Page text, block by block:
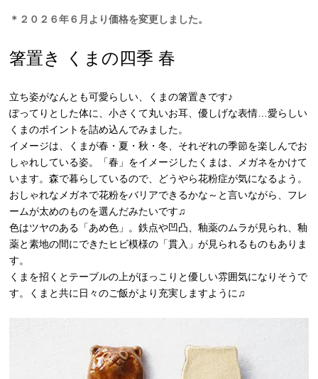
＊２０２６年６月より価格を変更しました。
箸置き くまの四季 春
立ち姿がなんとも可愛らしい、くまの箸置きです♪
ぽってりとした体に、小さくて丸いお耳、優しげな表情…愛らしい
くまのポイントを詰め込んでみました。
イメージは、くまが春・夏・秋・冬、それぞれの季節を楽しんでお
しゃれしている姿。「春」をイメージしたくまは、メガネをかけて
います。森で暮らしているので、どうやら花粉症が気になるよう。
おしゃれなメガネで花粉をバリアできるかな～と言いながら、フレ
ームが太めのものを選んだみたいです♫
色はツヤのある「あめ色」。鉄点や凹凸、釉薬のムラが見られ、釉
薬と素地の間にできたヒビ模様の「貫入」が見られるものもありま
す。
くまを招くとテーブルの上がほっこりと優しい雰囲気になりそうで
す。くまと共に日々のご飯がより充実しますように♫